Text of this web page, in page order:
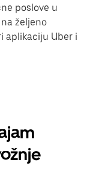
poslove u
željeno
aplikaciju Uber i